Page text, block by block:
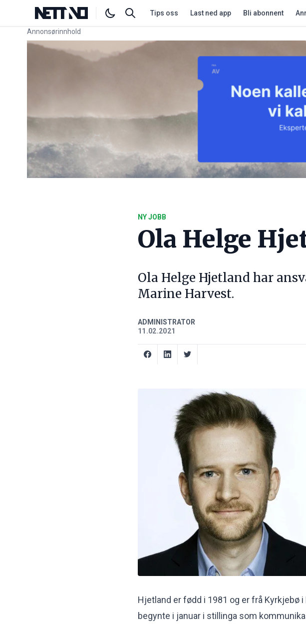
Tips oss Last ned app Bli abonnent
Annonsørinnhold
Link for annonse
NY JOBB
Ola Helge
Ola Helge Hjetland har
Marine Harvest.
ADMINISTRATOR
11.02.2021
Hjetland er fødd i 1981 og er frå Kyrkjebø
begynte i januar i stillinga som